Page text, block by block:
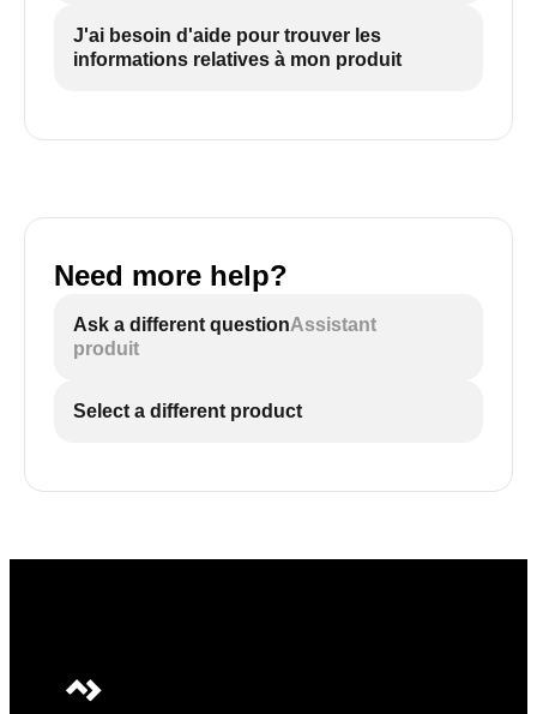
J'ai besoin d'aide pour trouver les
informations relatives à mon produit
Need more help?
Ask a different questionAssistant
produit
Select a different product